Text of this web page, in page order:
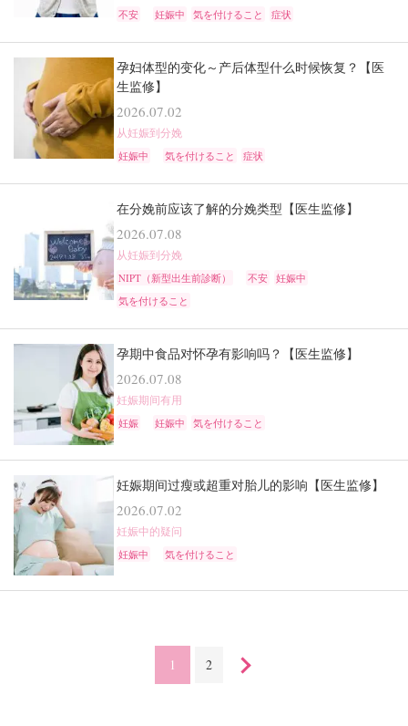
不安 妊娠中 気を付けること 症状
孕妇体型的变化～产后体型什么时候恢复？【医
生监修】
2026.07.02
从妊娠到分娩
妊娠中 気を付けること 症状
在分娩前应该了解的分娩类型【医生监修】
2026.07.08
从妊娠到分娩
NIPT（新型出生前診断） 不安
妊娠中
気を付けること
孕期中食品对怀孕有影响吗？【医生监修】
2026.07.08
妊娠期间有用
妊娠 妊娠中 気を付けること
妊娠期间过瘦或超重对胎儿的影响【医生监修】
2026.07.02
妊娠中的疑问
妊娠中 気を付けること
1 2